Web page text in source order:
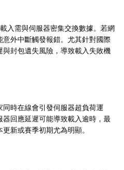
入需與伺服器密集交換數據。若網
外中斷觸發報錯。尤其針對國際
封包遺失風險，導致載入失敗機
時在線會引發伺服器超負荷運
回應延遲可能導致載入逾時，最
新或賽季初期尤為明顯。